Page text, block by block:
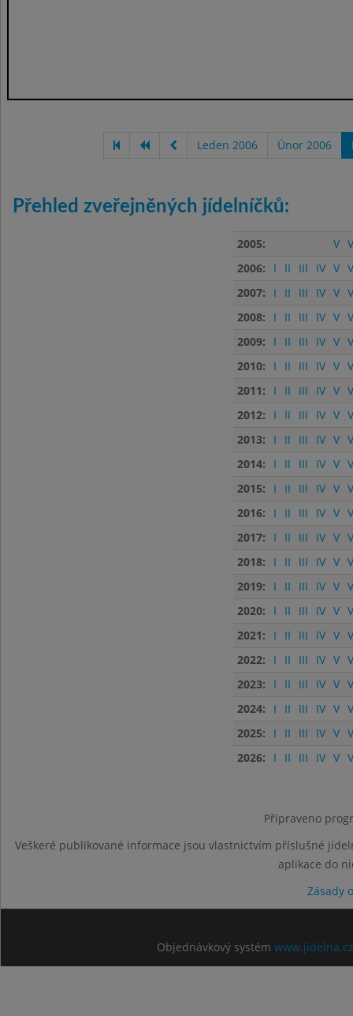
Leden 2006 Únor 2006
Přehled zveřejněných jídelníčků:
2005: V
2006:
I II III IV V
2007:
I II III IV V
2008:
I II III IV V
2009:
I II III IV V
2010:
I II III IV V
2011:
I II III IV V
2012:
I II III IV V
2013:
I II III IV V
2014:
I II III IV V
2015:
I II III IV V
2016:
I II III IV V
2017:
I II III IV V
2018:
I II III IV V
2019:
I II III IV V
2020:
I II III IV V
2021:
I II III IV V
2022:
I II III IV V
2023:
I II III IV V
2024:
I II III IV V
2025:
I II III IV V
2026:
I II III IV V
Připraveno
Veškeré publikované informace jsou vlastnictvím příslušné
aplikace do
Zásady
Objednávkový systém www.jidelna.cz